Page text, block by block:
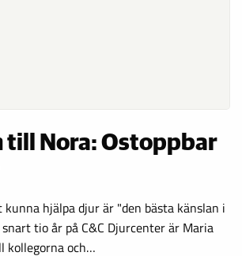
till Nora: Ostoppbar
hjälpa djur är "den bästa känslan i
snart tio år på C&C Djurcenter är Maria
kollegorna och…